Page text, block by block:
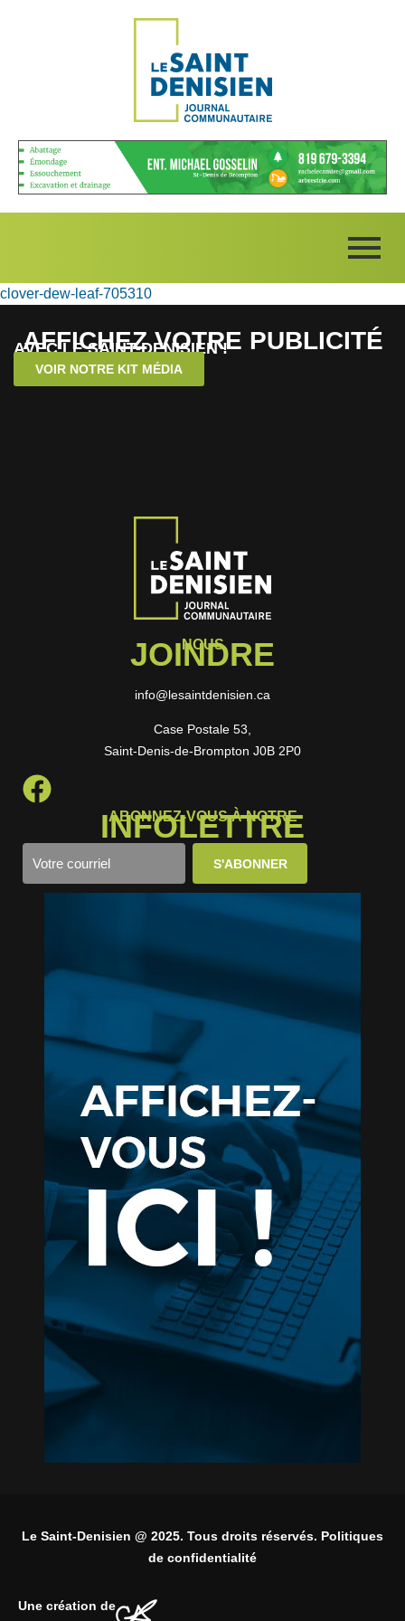
clover-dew-leaf-705310
AFFICHEZ VOTRE PUBLICITÉ
AVEC LE SAINT-DENISIEN !
VOIR NOTRE KIT MÉDIA
NOUS
JOINDRE
info@lesaintdenisien.ca
Case Postale 53,
Saint-Denis-de-Brompton J0B 2P0
ABONNEZ-VOUS À NOTRE
INFOLETTRE
Le Saint-Denisien @ 2025. Tous droits réservés. Politiques
de confidentialité
Une création de